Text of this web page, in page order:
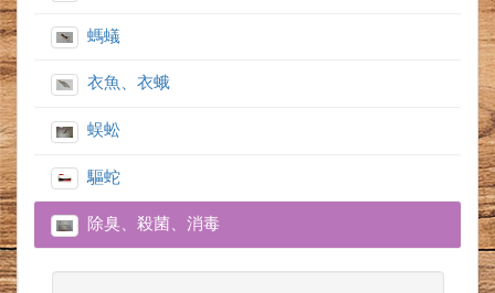
螞蟻
衣魚、衣蛾
蜈蚣
驅蛇
除臭、殺菌、消毒